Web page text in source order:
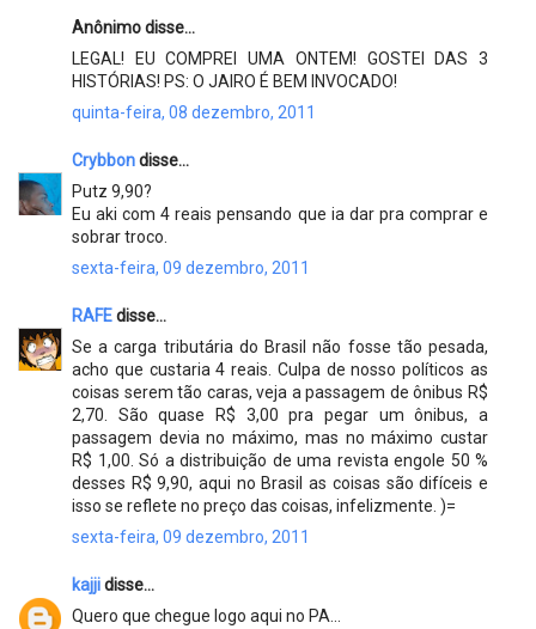
Anônimo disse...
LEGAL! EU COMPREI UMA ONTEM! GOSTEI DAS 3
HISTÓRIAS! PS: O JAIRO É BEM INVOCADO!
quinta-feira, 08 dezembro, 2011
Crybbondisse...
Putz 9,90?
Eu aki com 4 reais pensando que ia dar pra comprar e
sobrar troco.
sexta-feira, 09 dezembro, 2011
RAFEdisse...
Se a carga tributária do Brasil não fosse tão pesada,
acho que custaria 4 reais. Culpa de nosso políticos as
coisas serem tão caras, veja a passagem de ônibus R$
2,70. São quase R$ 3,00 pra pegar um ônibus, a
passagem devia no máximo, mas no máximo custar
R$ 1,00. Só a distribuição de uma revista engole 50 %
desses R$ 9,90, aqui no Brasil as coisas são difíceis e
isso se reflete no preço das coisas, infelizmente. )=
sexta-feira, 09 dezembro, 2011
kajjidisse...
Quero que chegue logo aqui no PA...